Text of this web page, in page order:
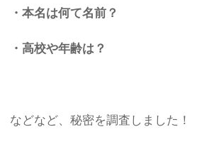
・本名は何て名前？
・高校や年齢は？
などなど、秘密を調査しました！